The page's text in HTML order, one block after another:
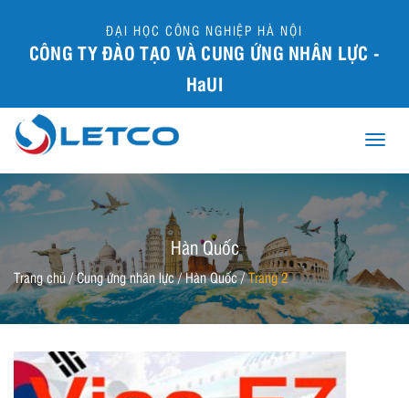
ĐẠI HỌC CÔNG NGHIỆP HÀ NỘI
CÔNG TY ĐÀO TẠO VÀ CUNG ỨNG NHÂN LỰC -
HaUI
Toggle
Hàn Quốc
Trang chủ /Cung ứng nhân lực/Hàn Quốc/Trang 2